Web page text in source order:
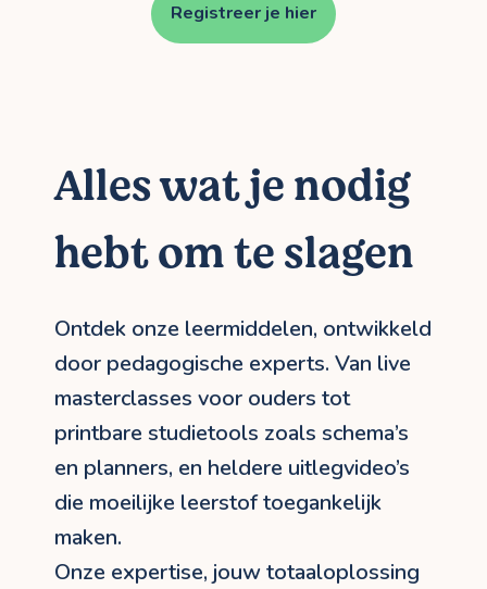
Registreer je hier
Alles wat je nodig
hebt om te slagen
Ontdek onze leermiddelen, ontwikkeld
door pedagogische experts. Van live
masterclasses voor ouders tot
printbare studietools zoals schema’s
en planners, en heldere uitlegvideo’s
die moeilijke leerstof toegankelijk
maken.
Onze expertise, jouw totaaloplossing